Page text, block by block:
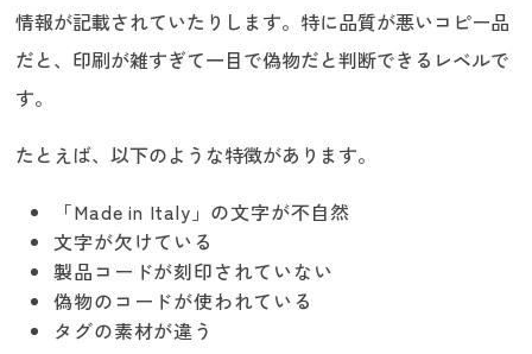
情報が記載されていたりします。特に品質が悪いコピー品
だと、印刷が雑すぎて一目で偽物だと判断できるレベルで
す。
たとえば、以下のような特徴があります。
「Made in Italy」の文字が不自然
文字が欠けている
製品コードが刻印されていない
偽物のコードが使われている
タグの素材が違う